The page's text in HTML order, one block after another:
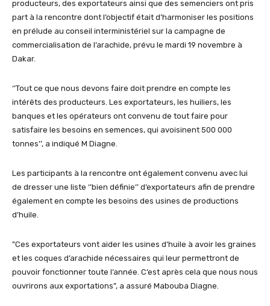
producteurs, des exportateurs ainsi que des semenciers ont pris
part à la rencontre dont l’objectif était d’harmoniser les positions
en prélude au conseil interministériel sur la campagne de
commercialisation de l’arachide, prévu le mardi 19 novembre à
Dakar.
‘’Tout ce que nous devons faire doit prendre en compte les
intérêts des producteurs. Les exportateurs, les huiliers, les
banques et les opérateurs ont convenu de tout faire pour
satisfaire les besoins en semences, qui avoisinent 500 000
tonnes’’, a indiqué M Diagne.
Les participants à la rencontre ont également convenu avec lui
de dresser une liste ‘’bien définie’’ d’exportateurs afin de prendre
également en compte les besoins des usines de productions
d’huile.
”Ces exportateurs vont aider les usines d’huile à avoir les graines
et les coques d’arachide nécessaires qui leur permettront de
pouvoir fonctionner toute l’année. C’est après cela que nous nous
ouvrirons aux exportations”, a assuré Mabouba Diagne.